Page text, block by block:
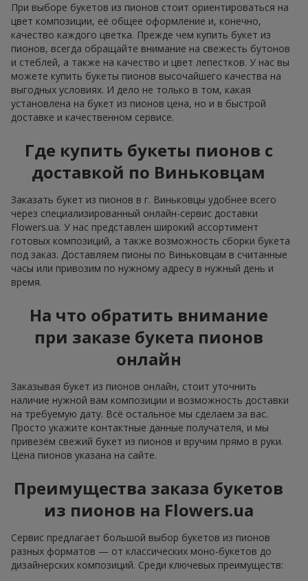
При выборе букетов из пионов стоит ориентироваться на
цвет композиции, её общее оформление и, конечно,
качество каждого цветка. Прежде чем купить букет из
пионов, всегда обращайте внимание на свежесть бутонов
и стеблей, а также на качество и цвет лепестков. У нас вы
можете купить букеты пионов высочайшего качества на
выгодных условиях. И дело не только в том, какая
установлена на букет из пионов цена, но и в быстрой
доставке и качественном сервисе.
Где купить букеты пионов с
доставкой по Виньковцам
Заказать букет из пионов в г. Виньковцы удобнее всего
через специализированный онлайн-сервис доставки
Flowers.ua. У нас представлен широкий ассортимент
готовых композиций, а также возможность сборки букета
под заказ. Доставляем пионы по Виньковцам в считанные
часы или привозим по нужному адресу в нужный день и
время.
На что обратить внимание
при заказе букета пионов
онлайн
Заказывая букет из пионов онлайн, стоит уточнить
наличие нужной вам композиции и возможность доставки
на требуемую дату. Всё остальное мы сделаем за вас.
Просто укажите контактные данные получателя, и мы
привезём свежий букет из пионов и вручим прямо в руки.
Цена пионов указана на сайте.
Преимущества заказа букетов
из пионов на Flowers.ua
Сервис предлагает большой выбор букетов из пионов
разных форматов — от классических моно-букетов до
дизайнерских композиций. Среди ключевых преимуществ: